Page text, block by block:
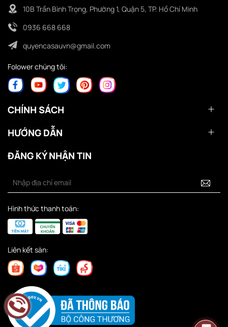
10B Trần Bình Trọng, Phường 1, Quận 5, TP. Hồ Chí Minh
0936 668 668
quyencasauvn@gmail.com
Folower chúng tôi:
CHÍNH SÁCH
HƯỚNG DẪN
ĐĂNG KÝ NHẬN TIN
Hình thức thanh toán:
Liên kết sàn: